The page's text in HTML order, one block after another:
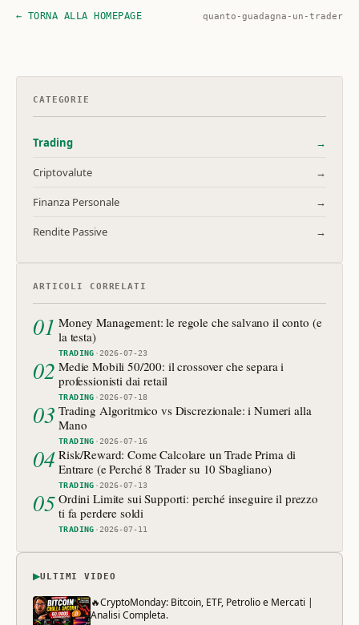
← TORNA ALLA HOMEPAGE quanto-guadagna-un-trader
CATEGORIE
Trading →
Criptovalute →
Finanza Personale →
Rendite Passive →
ARTICOLI CORRELATI
01 Money Management: le regole che salvano il conto (e
la testa)
TRADING ·2026-07-23
02 Medie Mobili 50/200: il crossover che separa i
professionisti dai retail
TRADING ·2026-07-18
03 Trading Algoritmico vs Discrezionale: i Numeri alla
Mano
TRADING ·2026-07-16
04 Risk/Reward: Come Calcolare un Trade Prima di
Entrare (e Perché 8 Trader su 10 Sbagliano)
TRADING ·2026-07-13
05 Ordini Limite sui Supporti: perché inseguire il prezzo
ti fa perdere soldi
TRADING ·2026-07-11
▶ULTIMI VIDEO
🔥CryptoMonday: Bitcoin, ETF, Petrolio e Mercati |
Analisi Completa.